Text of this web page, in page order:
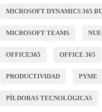
MICROSOFT DYNAMICS 365
MICROSOFT TEAMS
OFFICE365 OFFICE 365
PRODUCTIVIDAD PYME
PÍLDORAS TECNOLÓGICAS